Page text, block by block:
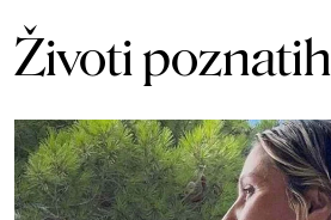
Životi poznatih